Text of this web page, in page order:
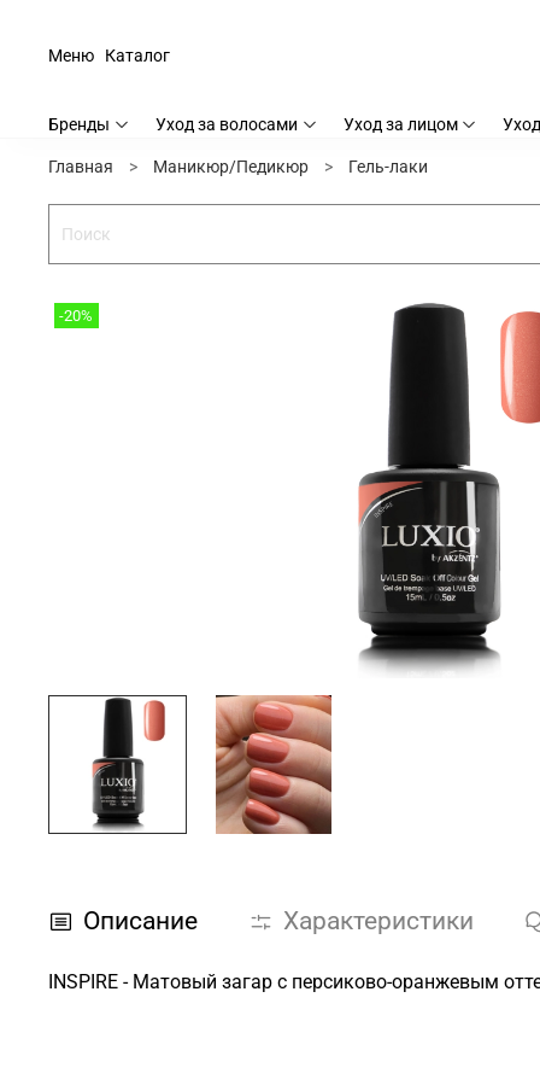
Каталог
Меню
Бренды Уход за волосами Уход за лицом
Главная Маникюр/Педикюр Гель-лаки
-20%
Описание Характеристики
INSPIRE - Матовый загар с персиково-оранжевым